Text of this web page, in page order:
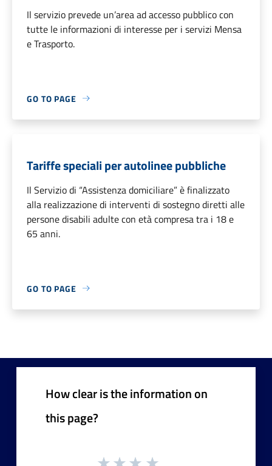
Il servizio prevede un’area ad accesso pubblico con
tutte le informazioni di interesse per i servizi Mensa
e Trasporto.
GO TO PAGE
Tariffe speciali per autolinee pubbliche
Il Servizio di “Assistenza domiciliare” è finalizzato
alla realizzazione di interventi di sostegno diretti alle
persone disabili adulte con età compresa tra i 18 e
65 anni.
GO TO PAGE
How clear is the information on
this page?